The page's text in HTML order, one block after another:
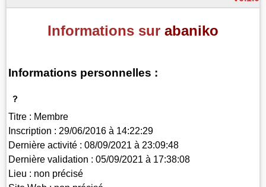
Informations sur abaniko
Informations personnelles :
Titre : Membre
Inscription : 29/06/2016 à 14:22:29
Dernière activité : 08/09/2021 à 23:09:48
Dernière validation : 05/09/2021 à 17:38:08
Lieu : non précisé